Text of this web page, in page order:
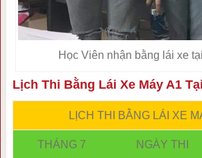
Học Viên nhận bằng lái xe
Lịch Thi Bằng Lái Xe Máy A1
LỊCH THI BẰNG LÁI XE
THÁNG 7 NGÀY THI